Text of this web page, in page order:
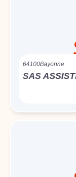
64100Bayonne
SAS